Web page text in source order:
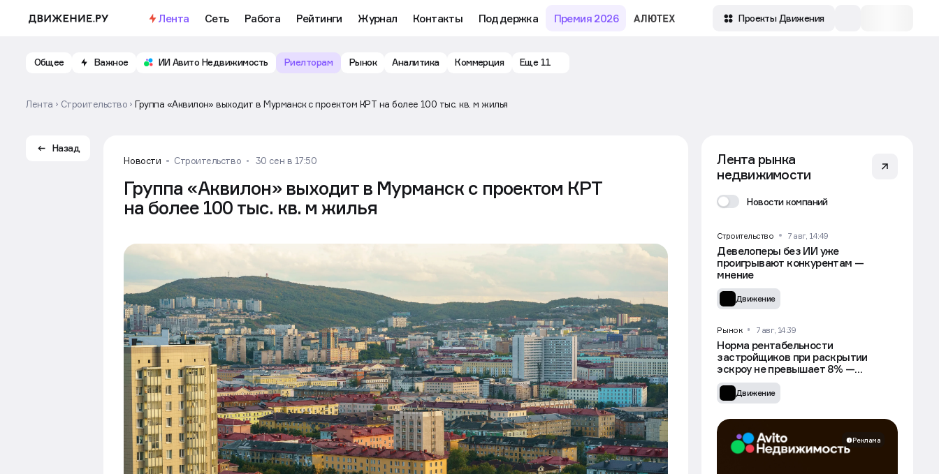
Лента Сеть Работа Рейтинги Журнал Контакты Поддержка Премия 2026 Проекты Движения
Общее Важное ИИ Авито Недвижимость Риелторам Рынок Аналитика Коммерция Еще 11
Лента Строительство Группа «Аквилон» выходит в Мурманск с проектом КРТ на более 100 тыс. кв. м жилья
Назад
Новости
Строительство 30 сен в 17:50
Группа «Аквилон» выходит в Мурманск с проектом КРТ
на более 100 тыс. кв. м жилья
Лента рынка
недвижимости
Новости компаний
Строительство 7 авг, 14:49
Девелоперы без ИИ уже
проигрывают конкурентам —
мнение
Движение
Рынок 7 авг, 14:39
Норма рентабельности
застройщиков при раскрытии
эскроу не превышает 8% —
Минстрой
Движение
Реклама